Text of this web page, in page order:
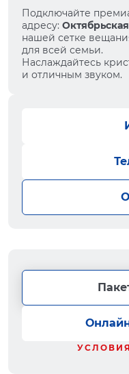
Подключайте
адресу:
нашей сетке
для всей семьи.
Наслаждайтесь
и отличным звуком.